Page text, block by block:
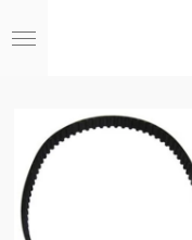
direct
hoofdinhoud